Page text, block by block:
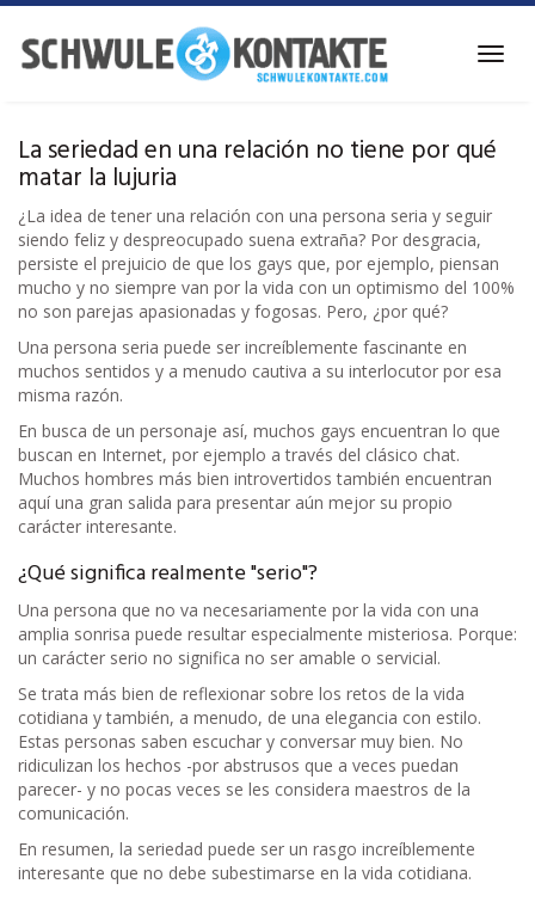
Ir
contenido
La seriedad en una relación no tiene por qué
matar la lujuria
¿La idea de tener una relación con una persona seria y seguir
siendo feliz y despreocupado suena extraña? Por desgracia,
persiste el prejuicio de que los gays que, por ejemplo, piensan
mucho y no siempre van por la vida con un optimismo del 100%
no son parejas apasionadas y fogosas. Pero, ¿por qué?
Una persona seria puede ser increíblemente fascinante en
muchos sentidos y a menudo cautiva a su interlocutor por esa
misma razón.
En busca de un personaje así, muchos gays encuentran lo que
buscan en Internet, por ejemplo a través del clásico chat.
Muchos hombres más bien introvertidos también encuentran
aquí una gran salida para presentar aún mejor su propio
carácter interesante.
¿Qué significa realmente "serio"?
Una persona que no va necesariamente por la vida con una
amplia sonrisa puede resultar especialmente misteriosa. Porque:
un carácter serio no significa no ser amable o servicial.
Se trata más bien de reflexionar sobre los retos de la vida
cotidiana y también, a menudo, de una elegancia con estilo.
Estas personas saben escuchar y conversar muy bien. No
ridiculizan los hechos -por abstrusos que a veces puedan
parecer- y no pocas veces se les considera maestros de la
comunicación.
En resumen, la seriedad puede ser un rasgo increíblemente
interesante que no debe subestimarse en la vida cotidiana.